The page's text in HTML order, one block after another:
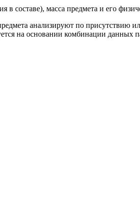
в составе), масса предмета и его
анализируют по присутствию
на основании комбинации данных